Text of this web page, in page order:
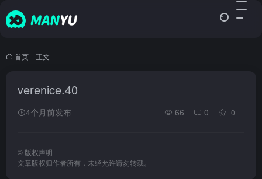
首页 正文
verenice.40
4个月前发布 66 0 0
© 版权声明
文章版权归作者所有，未经允许请勿转载。